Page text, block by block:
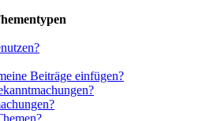
Beiträge einfügen?